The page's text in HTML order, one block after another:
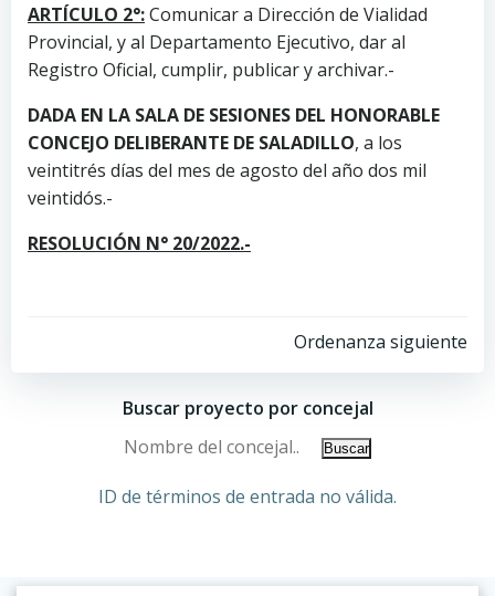
ARTÍCULO 2°:Comunicar a Dirección de Vialidad
Provincial, y al Departamento Ejecutivo, dar al
Registro Oficial, cumplir, publicar y archivar.-
DADA EN LA SALA DE SESIONES DEL HONORABLE
CONCEJO DELIBERANTE DE SALADILLO, a los
veintitrés días del mes de agosto del año dos mil
veintidós.-
RESOLUCIÓN N° 20/2022.-
Ordenanza siguiente
Buscar proyecto por concejal
ID de términos de entrada no válida.